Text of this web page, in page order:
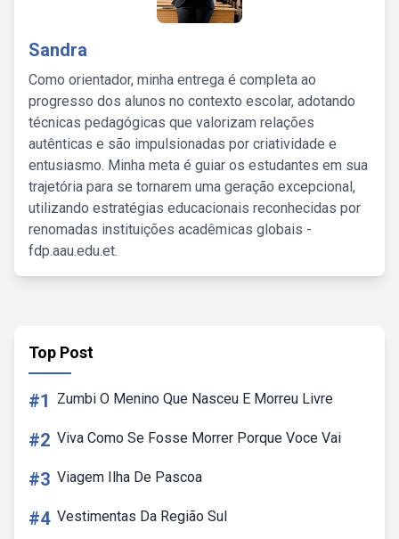
Sandra
Como orientador, minha entrega é completa ao
progresso dos alunos no contexto escolar, adotando
técnicas pedagógicas que valorizam relações
autênticas e são impulsionadas por criatividade e
entusiasmo. Minha meta é guiar os estudantes em sua
trajetória para se tornarem uma geração excepcional,
utilizando estratégias educacionais reconhecidas por
renomadas instituições acadêmicas globais -
fdp.aau.edu.et.
Top Post
#1 Zumbi O Menino Que Nasceu E Morreu Livre
#2 Viva Como Se Fosse Morrer Porque Voce Vai
#3 Viagem Ilha De Pascoa
#4 Vestimentas Da Região Sul